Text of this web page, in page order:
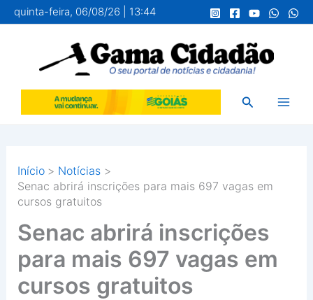
para
conteúdo
quinta-feira, 06/08/26 | 13:44
Pesquisar
Início
Notícias
Senac abrirá inscrições para mais 697 vagas em
cursos gratuitos
Senac abrirá inscrições
para mais 697 vagas em
cursos gratuitos